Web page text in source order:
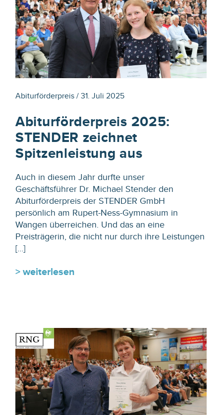
Abiturförderpreis / 31. Juli 2025
Abiturförderpreis 2025:
STENDER zeichnet
Spitzenleistung aus
Auch in diesem Jahr durfte unser
Geschäftsführer Dr. Michael Stender den
Abiturförderpreis der STENDER GmbH
persönlich am Rupert-Ness-Gymnasium in
Wangen überreichen. Und das an eine
Preisträgerin, die nicht nur durch ihre Leistungen
[…]
> weiterlesen